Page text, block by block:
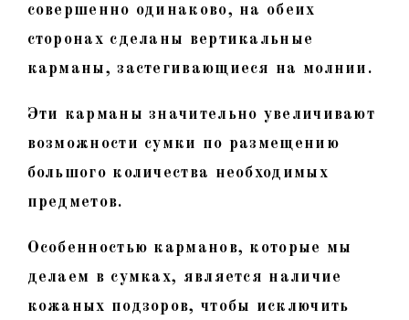
совершенно одинаково, на обеих
сторонах сделаны вертикальные
карманы, застегивающиеся на молнии.
Эти карманы значительно увеличивают
возможности сумки по размещению
большого количества необходимых
предметов.
Особенностью карманов, которые мы
делаем в сумках, является наличие
кожаных подзоров, чтобы исключить